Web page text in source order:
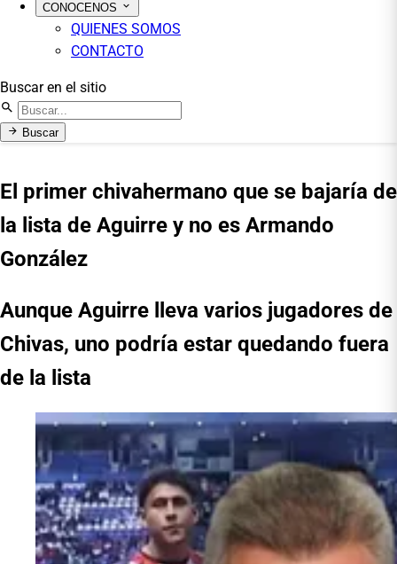
CONOCENOS
QUIENES SOMOS
CONTACTO
Buscar en el sitio
Buscar
El primer chivahermano que se bajaría de
la lista de Aguirre y no es Armando
González
Aunque Aguirre lleva varios jugadores de
Chivas, uno podría estar quedando fuera
de la lista